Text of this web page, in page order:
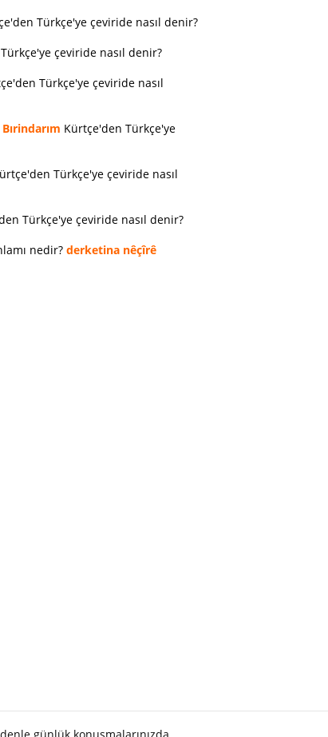
Türkçe'ye çeviride nasıl denir?
çeviride nasıl denir?
Türkçe'ye çeviride nasıl
Bırindarım Kürtçe'den Türkçe'ye
Türkçe'ye çeviride nasıl
Türkçe'ye çeviride nasıl denir?
nedir? derketina nêçîrê